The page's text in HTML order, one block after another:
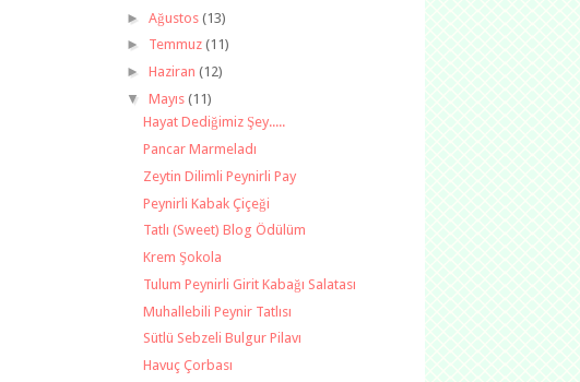
► Ağustos (13)
► Temmuz (11)
► Haziran (12)
▼ Mayıs (11)
Hayat Dediğimiz Şey.....
Pancar Marmeladı
Zeytin Dilimli Peynirli Pay
Peynirli Kabak Çiçeği
Tatlı (Sweet) Blog Ödülüm
Krem Şokola
Tulum Peynirli Girit Kabağı Salatası
Muhallebili Peynir Tatlısı
Sütlü Sebzeli Bulgur Pilavı
Havuç Çorbası